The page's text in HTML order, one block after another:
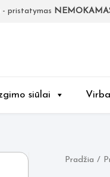
- pristatymas
siūlai
Pradžia /